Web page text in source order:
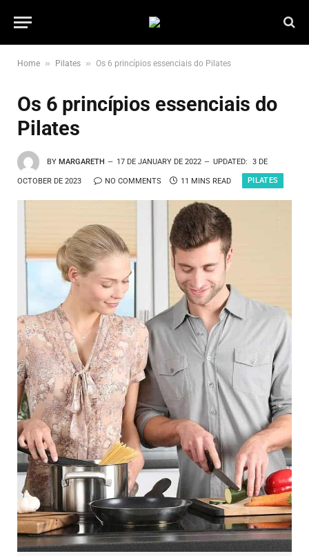
Home » Pilates » Os 6 princípios essenciais do Pilates
Os 6 princípios essenciais do
Pilates
BY MARGARETH 17 DE JANUARY DE 2022 UPDATED: 3 DE
OCTOBER DE 2023 NO COMMENTS 11 MINS READ PILATES